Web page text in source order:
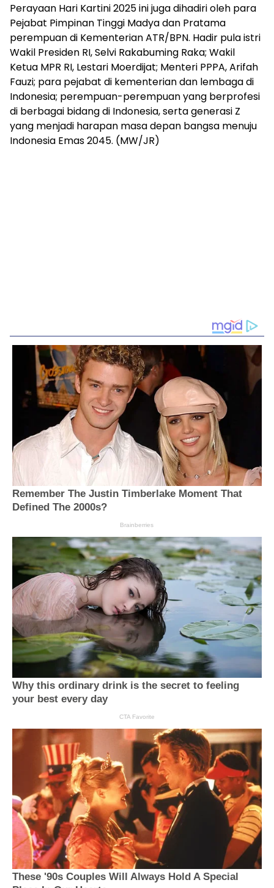
Perayaan Hari Kartini 2025 ini juga dihadiri oleh para
Pejabat Pimpinan Tinggi Madya dan Pratama
perempuan di Kementerian ATR/BPN. Hadir pula istri
Wakil Presiden RI, Selvi Rakabuming Raka; Wakil
Ketua MPR RI, Lestari Moerdijat; Menteri PPPA, Arifah
Fauzi; para pejabat di kementerian dan lembaga di
Indonesia; perempuan-perempuan yang berprofesi
di berbagai bidang di Indonesia, serta generasi Z
yang menjadi harapan masa depan bangsa menuju
Indonesia Emas 2045. (MW/JR)